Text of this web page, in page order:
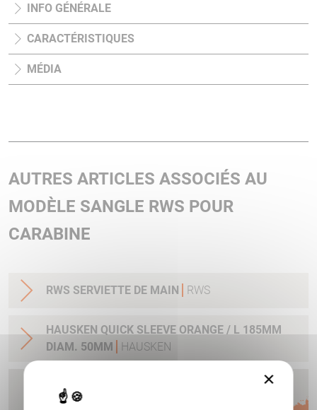
INFO GÉNÉRALE
CARACTÉRISTIQUES
MÉDIA
AUTRES ARTICLES ASSOCIÉS AU
MODÈLE SANGLE RWS POUR
CARABINE
RWS SERVIETTE DE MAIN RWS
HAUSKEN QUICK SLEEVE ORANGE / L 185MM
DIAM. 50MM
HAUSKEN
×